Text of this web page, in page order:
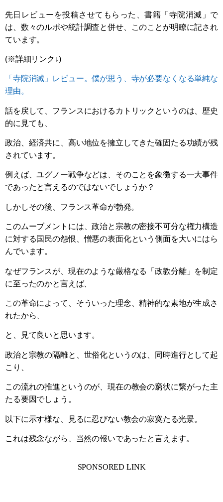
先日レビューを投稿させてもらった、書籍「寺院消滅」で
は、数々のルポや統計調査と併せ、このことが明瞭に記され
ています。
(※詳細リンク↓)
「寺院消滅」レビュー。僕が思う、寺が必要なくなる単純な
理由。
話を戻して、フランスにおけるカトリックというのは、歴史
的に見ても、
政治、経済共に、高い地位を擁立してきた確固たる功績が残
されています。
例えば、ユグノー戦争などは、そのことを象徴する一大事件
であったと言えるのではないでしょうか？
しかしその後、フランス革命が勃発。
このムーブメントには、政治と宗教の密接不可分な権力構造
に対する国民の怨恨、憎悪の表面化という側面を大いにはら
んでいます。
なぜフランスが、現在のような厳格なる「政教分離」を制定
に至ったのかと言えば、
この革命によって、そういった理念、精神的な素地が生成さ
れたから、
と、見て良いと思います。
政治と宗教の隔離と、世俗化というのは、同時進行として起
こり、
この流れの推進というのが、現在の教会の窮状に繋がった主
たる要因でしょう。
以下に示す様な、見るに忍びない教会の寂寞たる光景。
これは残念ながら、当然の報いであったと言えます。
SPONSORED LINK